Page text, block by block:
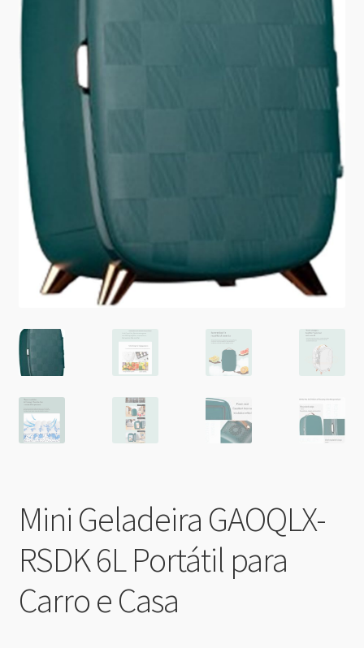
Mini Geladeira GAOQLX-
RSDK 6L Portátil para
Carro e Casa